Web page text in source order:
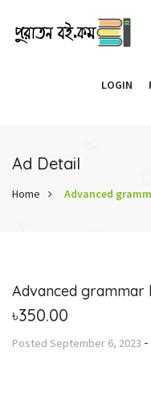
LOGIN
Ad Detail
Home Advanced
Advanced
৳350.00
Posted September 6, 2023 -